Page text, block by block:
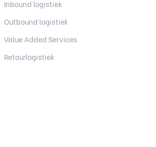
Inbound logistiek
Outbound logistiek
Value Added Services
Retourlogistiek